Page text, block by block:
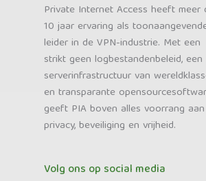
Private Internet Access heeft meer
10 jaar ervaring als
leider in de VPN-industrie. Met een
strikt geen logbestandenbeleid, een
serverinfrastructuur van
en transparante
geeft PIA boven alles voorrang
privacy, beveiliging en vrijheid.
Volg ons op social media